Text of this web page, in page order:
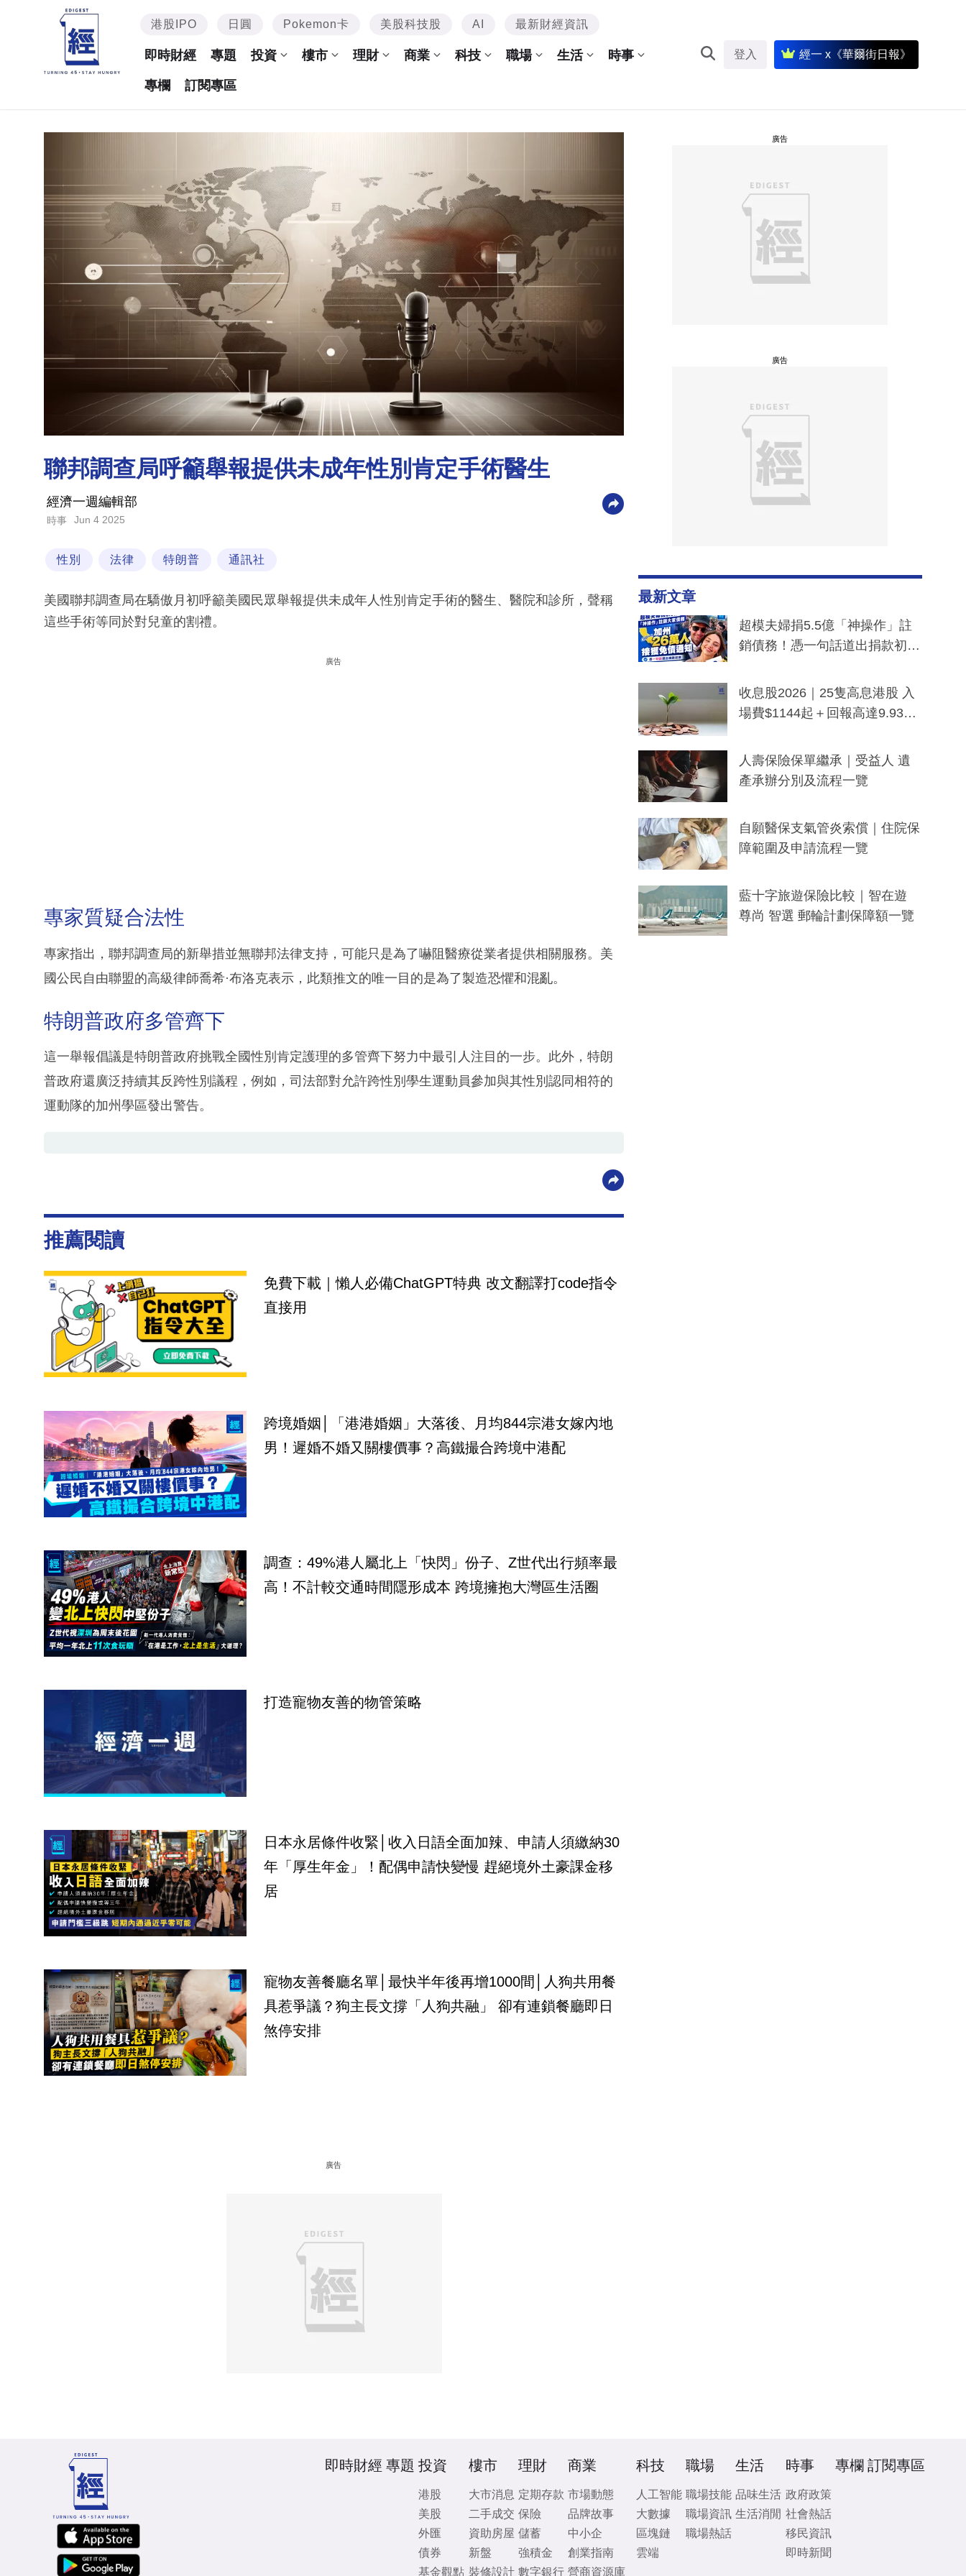
港股IPO 日圓 Pokemon卡 美股科技股 AI 最新財經資訊
即時財經 專題 投資 樓市 理財 商業 科技 職場 生活 時事
專欄 訂閱專區
登入 經一 x《華爾街日報》
聯邦調查局呼籲舉報提供未成年性別肯定手術醫生
經濟一週編輯部
時事 Jun 4 2025
性別 法律 特朗普 通訊社
美國聯邦調查局在驕傲月初呼籲美國民眾舉報提供未成年人性別肯定手術的醫生、醫院和診所，聲稱
這些手術等同於對兒童的割禮。
廣告
專家質疑合法性
專家指出，聯邦調查局的新舉措並無聯邦法律支持，可能只是為了嚇阻醫療從業者提供相關服務。美
國公民自由聯盟的高級律師喬希·布洛克表示，此類推文的唯一目的是為了製造恐懼和混亂。
特朗普政府多管齊下
這一舉報倡議是特朗普政府挑戰全國性別肯定護理的多管齊下努力中最引人注目的一步。此外，特朗
普政府還廣泛持續其反跨性別議程，例如，司法部對允許跨性別學生運動員參加與其性別認同相符的
運動隊的加州學區發出警告。
推薦閱讀
免費下載｜懶人必備ChatGPT特典 改文翻譯打code指令
直接用
跨境婚姻│「港港婚姻」大落後、月均844宗港女嫁內地
男！遲婚不婚又關樓價事？高鐵撮合跨境中港配
調查：49%港人屬北上「快閃」份子、Z世代出行頻率最
高！不計較交通時間隱形成本 跨境擁抱大灣區生活圈
打造寵物友善的物管策略
日本永居條件收緊│收入日語全面加辣、申請人須繳納30
年「厚生年金」！配偶申請快變慢 趕絕境外土豪課金移
居
寵物友善餐廳名單│最快半年後再增1000間│人狗共用餐
具惹爭議？狗主長文撐「人狗共融」 卻有連鎖餐廳即日
煞停安排
廣告
廣告
廣告
最新文章
超模夫婦捐5.5億「神操作」註
銷債務！憑一句話道出捐款初
一度被誤當詐騙手段
收息股2026｜25隻高息港股 入
場費$1144起＋回報高達9.93
人壽保險保單繼承｜受益人 遺
產承辦分別及流程一覽
自願醫保支氣管炎索償｜住院保
障範圍及申請流程一覽
藍十字旅遊保險比較｜智在遊
尊尚 智選 郵輪計劃保障額一覽
即時財經 專題 投資
港股
美股
外匯
債券
基金觀點
樓市
大市消息
二手成交
資助房屋
新盤
裝修設計
理財
定期存款
保險
儲蓄
強積金
數字銀行
商業
市場動態
品牌故事
中小企
創業指南
營商資源庫
科技
人工智能
大數據
區塊鏈
雲端
職場
職場技能
職場資訊
職場熱話
生活
品味生活
生活消閒
時事
政府政策
社會熱話
移民資訊
即時新聞
專欄 訂閱專區